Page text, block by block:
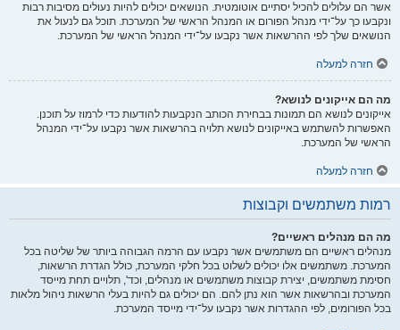
אשר הם עלולים להכיל יסתיים אוטומטית. הנושאים יכולים להיות נעולים מסיבות רבות
ונקבעו כך על־ידי מנהל הפורום או המנהל הראשי של המערכת. תוכל גם לנעול את
הנושאים שלך לפי ההרשאות אשר נקבעו על־ידי המנהל הראשי של המערכת.
חזרה למעלה
מה הם אייקונים לנושא?
אייקונים לנושא הם תמונות בבחירת הכותב הנקבעות להודעות כדי לרמוז על תוכנן.
האפשרות להשתמש באייקונים לנושא תלויה בהרשאות אשר נקבעו על־ידי המנהל
הראשי של המערכת.
חזרה למעלה
רמות משתמשים וקבוצות
מה הם מנהלים ראשיים?
מנהלים ראשיים הם משתמשים אשר נקבעו עם הרמה הגבוהה ביותר של שליטה בכל
המערכת. משתמשים אלו יכולים לשלוט בכל חלקי המערכת, כולל הגדרת הרשאות,
חסימת משתמשים, יצירת קבוצות משתמשים או מנהלים, וכד', תלויים תחת מייסד
המערכת ובהרשאות אשר הוא נתן להם. הם יכולים גם להיות בעלי הרשאות ניהול מלאות
בכל הפורומים, לפי ההגדרות אשר נקבעו על־ידי מייסד המערכת.